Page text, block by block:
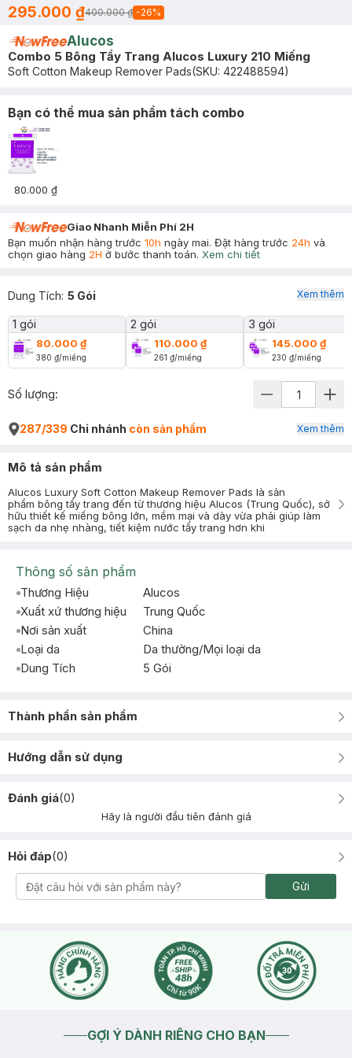
295.000 ₫400.000 ₫ -26%
Alucos
Combo 5 Bông Tẩy Trang Alucos Luxury 210 Miếng
Soft Cotton Makeup Remover Pads(SKU: 422488594)
Bạn có thể mua sản phẩm tách combo
80.000 ₫
Giao Nhanh Miễn Phí 2H
Bạn muốn nhận hàng trước 10h ngày mai. Đặt hàng trước 24h và
chọn giao hàng 2H ở bước thanh toán. Xem chi tiết
Dung Tích: 5 Gói
1 gói
80.000 ₫
380 ₫/miếng
2 gói
110.000 ₫
261 ₫/miếng
3 gói
145.000 ₫
230 ₫/miếng
Xem thêm
Số lượng:
287/339 Chi nhánh còn sản phẩm Xem thêm
Mô tả sản phẩm
Alucos Luxury Soft Cotton Makeup Remover Pads là sản
phẩm bông tẩy trang đến từ thương hiệu Alucos (Trung Quốc), sở
hữu thiết kế miếng bông lớn, mềm mại và dày vừa phải giúp làm
sạch da nhẹ nhàng, tiết kiệm nước tẩy trang hơn khi
Thông số sản phẩm
Thương Hiệu
Alucos
Xuất xứ thương hiệu
Trung Quốc
Nơi sản xuất
China
Loại da
Da thường/Mọi loại da
Dung Tích
5 Gói
Thành phần sản phẩm
Hướng dẫn sử dụng
Đánh giá(0)
Hãy là người đầu tiên đánh giá
Hỏi đáp(0)
Gửi
GỢI Ý DÀNH RIÊNG CHO BẠN